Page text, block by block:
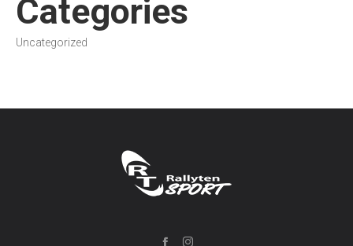
Categories
Uncategorized